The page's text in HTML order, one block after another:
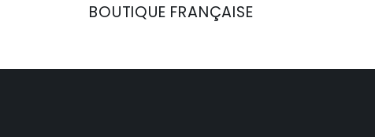
BOUTIQUE FRANÇAISE